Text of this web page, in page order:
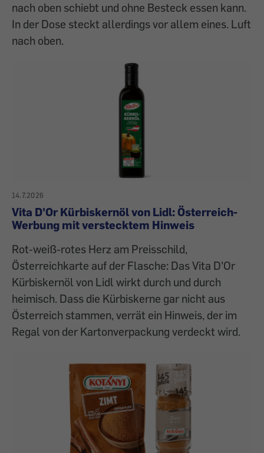
nach oben schiebt und ohne Besteck essen kann.
In der Dose steckt allerdings vor allem eines. Luft
nach oben.
14.7.2026
Vita D'Or Kürbiskernöl von Lidl: Österreich-
Werbung mit verstecktem Hinweis
Rot-weiß-rotes Herz am Preisschild,
Österreichkarte auf der Flasche: Das Vita D'Or
Kürbiskernöl von Lidl wirkt durch und durch
heimisch. Dass die Kürbiskerne gar nicht aus
Österreich stammen, verrät ein Hinweis, der im
Regal von der Kartonverpackung verdeckt wird.